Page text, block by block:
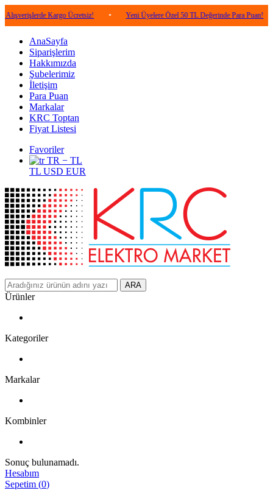
Kargo Ücretsiz! • Yeni Üyelere Özel 50 TL Değerinde Para Puan! •
AnaSayfa
Siparişlerim
Hakkımızda
Şubelerimiz
İletişim
Para Puan
Markalar
KRC Toptan
Fiyat Listesi
Favoriler
TR − TL
TL USD EUR
ARA
Ürünler
Kategoriler
Markalar
Kombinler
Sonuç bulunamadı.
Hesabım
Sepetim (0)